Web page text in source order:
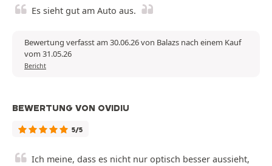
Es sieht gut am Auto aus.
Bewertung verfasst am 30.06.26 von Balazs nach einem Kauf
vom 31.05.26
Bericht
BEWERTUNG VON OVIDIU
5/5
Ich meine, dass es nicht nur optisch besser aussieht,